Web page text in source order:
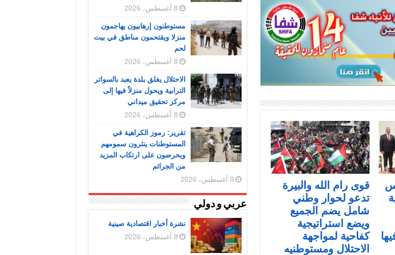
قوى رام الله والبيرة
تدعو لحوار وطني
شامل يضم الجميع
ويضع استراتيجية
كفاحية لمواجهة
الاحتلال ومستوطنيه
8 أغسطس، 2026
مستوطنون إرهابيون يهاجمون
منزلا ويقتحمون مناطق في بيت
لحم
8 أغسطس، 2026
الاحتلال يغلق بلدة يعبد بالسواتر
الترابية ويحول منزلاً فيها إلى
مركز تحقيق ميداني
8 أغسطس، 2026
تقرير: رموز الكراهية في
المستوطنات ينثرون سمومهم
ويحرضون على ارتكاب المزيد
من الجرائم
8 أغسطس، 2026
عربي و دولي
نشرة أخبار اقتصادية صينية
8 أغسطس، 2026